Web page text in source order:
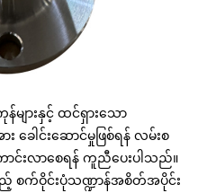
ားနှင့် ထင်ရှားသော
ခေါင်းဆောင်မှုဖြစ်ရန် လမ်းစ
ောင်းလာစေရန် ကူညီပေးပါသည်။
က်ဝိုင်းပုံသဏ္ဍာန်အစိတ်အပိုင်း